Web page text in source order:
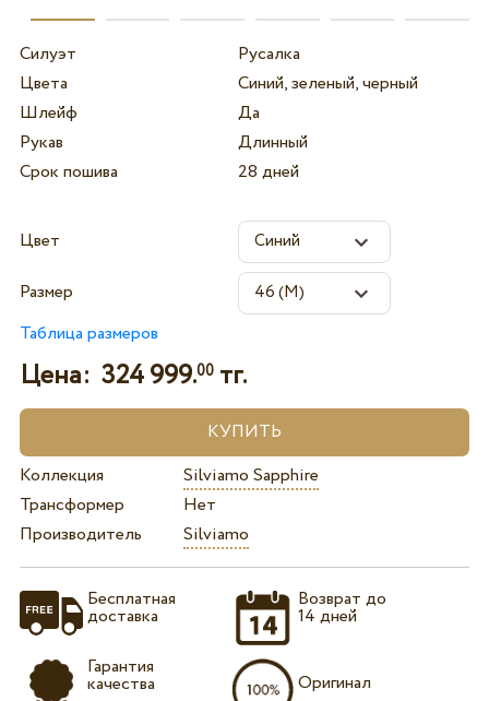
Силуэт
Русалка
Цвета
Синий, зеленый, черный
Шлейф
Да
Рукав
Длинный
Срок пошива
28 дней
Цвет
Размер
Таблица размеров
Цена: 324 999.00тг.
Коллекция
Silviamo Sapphire
Трансформер
Нет
Производитель
Silviamo
Бесплатная
доставка
Гарантия
качества
Возврат до
14 дней
Оригинал